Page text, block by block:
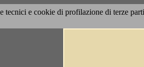
tecnici e cookie di profilazione di terze